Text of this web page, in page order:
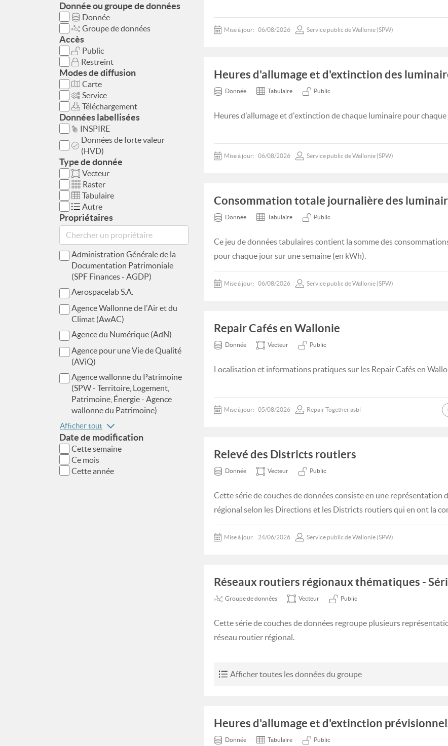
Donnée ou groupe de données
Donnée
Groupe de données
Accès
Public
Restreint
Modes de diffusion
Carte
Service
Téléchargement
Données labellisées
INSPIRE
Données de forte valeur
(HVD)
Type de donnée
Vecteur
Raster
Tabulaire
Autre
Propriétaires
Administration Générale de la
Documentation Patrimoniale
(SPF Finances - AGDP)
Aerospacelab S.A.
Agence Wallonne de l'Air et du
Climat (AwAC)
Agence du Numérique (AdN)
Agence pour une Vie de Qualité
(AViQ)
Agence wallonne du Patrimoine
(SPW - Territoire, Logement,
Patrimoine, Énergie - Agence
wallonne du Patrimoine)
Afficher tout
Date de modification
Cette semaine
Ce mois
Cette année
Mise à jour: 06/08/2026 Service public de Wallonie (SPW)
Heures d'allumage et d'extinction des
Donnée Tabulaire Public
Heures d'allumage et d'extinction de chaque luminaire pour
Mise à jour: 06/08/2026 Service public de Wallonie (SPW)
Consommation totale journalière des
Donnée Tabulaire Public
Ce jeu de données tabulaires contient la somme des
pour chaque jour sur une semaine (en kWh).
Mise à jour: 06/08/2026 Service public de Wallonie (SPW)
Repair Cafés en Wallonie
Donnée Vecteur Public
Localisation et informations pratiques sur les Repair Cafés en
Mise à jour: 05/08/2026 Repair Together asbl
Relevé des Districts routiers
Donnée Vecteur Public
Cette série de couches de données consiste en une représentation
régional selon les Directions et les Districts routiers qui en ont la
Mise à jour: 24/06/2026 Service public de Wallonie (SPW)
Réseaux routiers régionaux thématiques -
Groupe de données Vecteur Public
Cette série de couches de données regroupe plusieurs
réseau routier régional.
Afficher toutes les données du groupe
Heures d'allumage et d'extinction
Donnée Tabulaire Public